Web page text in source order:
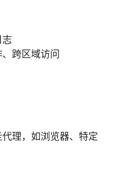
志
跨区域访问
理，如浏览器、特定